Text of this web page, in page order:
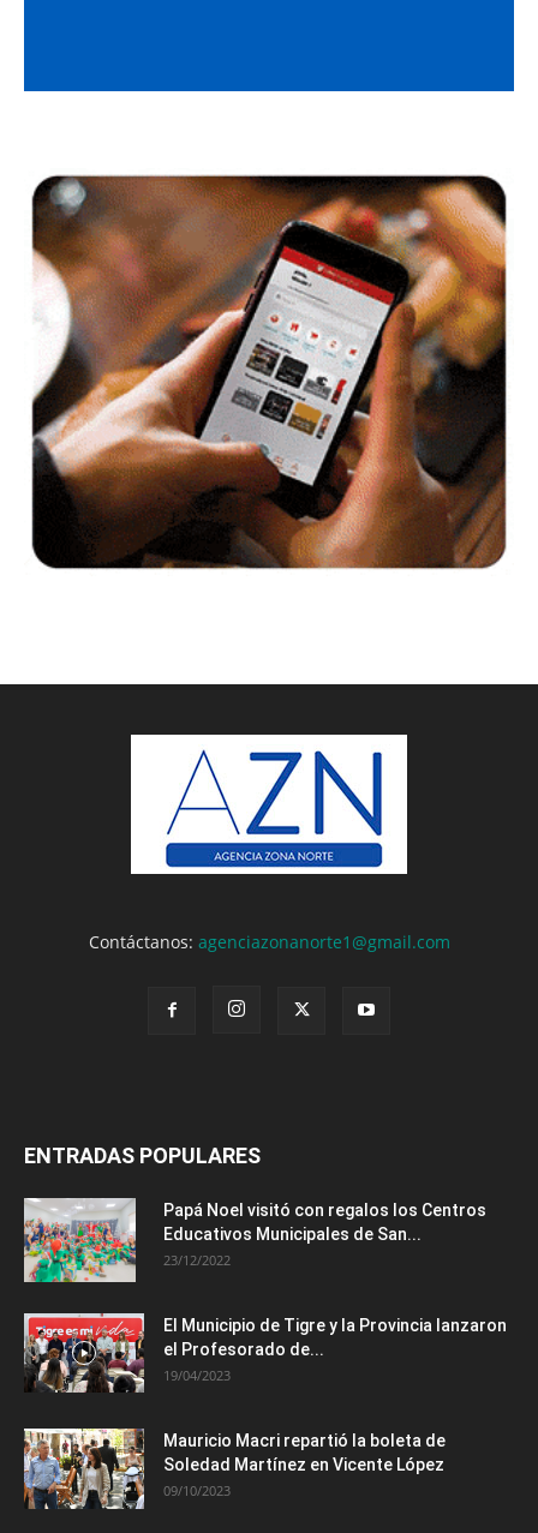
Contáctanos: agenciazonanorte1@gmail.com
ENTRADAS POPULARES
Papá Noel visitó con regalos los Centros
Educativos Municipales de San...
23/12/2022
El Municipio de Tigre y la Provincia lanzaron
el Profesorado de...
19/04/2023
Mauricio Macri repartió la boleta de
Soledad Martínez en Vicente López
09/10/2023